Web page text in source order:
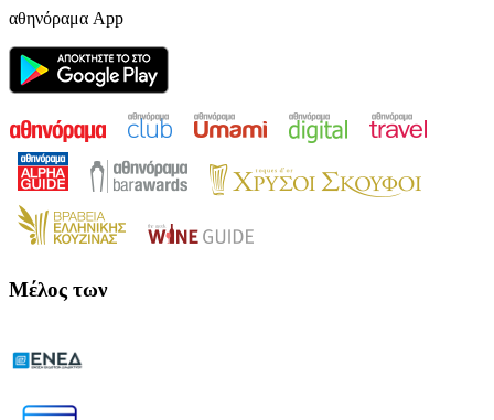
αθηνόραμα App
Μέλος των